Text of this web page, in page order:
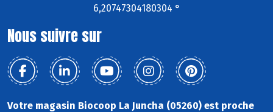
6,20747304180304 °
Nous suivre sur
Votre magasin Biocoop La Juncha (05260) est proche